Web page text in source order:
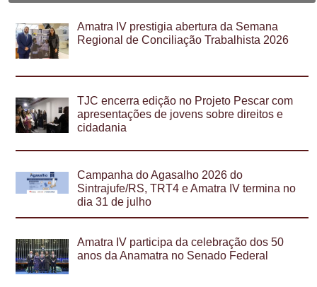
Amatra IV prestigia abertura da Semana
Regional de Conciliação Trabalhista 2026
TJC encerra edição no Projeto Pescar com
apresentações de jovens sobre direitos e
cidadania
Campanha do Agasalho 2026 do
Sintrajufe/RS, TRT4 e Amatra IV termina no
dia 31 de julho
Amatra IV participa da celebração dos 50
anos da Anamatra no Senado Federal